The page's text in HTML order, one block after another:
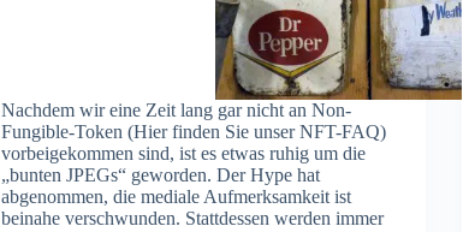
Nachdem wir eine Zeit lang gar nicht an Non-
Fungible-Token (Hier finden Sie unser NFT-FAQ)
vorbeigekommen sind, ist es etwas ruhig um die
„bunten JPEGs“ geworden. Der Hype hat
abgenommen, die mediale Aufmerksamkeit ist
beinahe verschwunden. Stattdessen werden immer